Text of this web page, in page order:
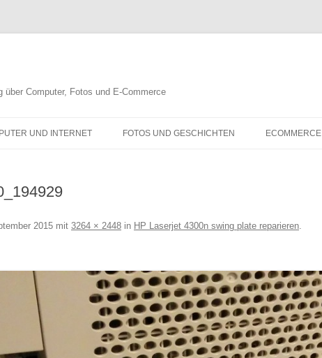
über Computer, Fotos und E-Commerce
UND INTERNET FOTOS UND GESCHICHTEN ECOMMERCE
2015 mit 3264 × 2448 in HP Laserjet 4300n swing plate reparieren.